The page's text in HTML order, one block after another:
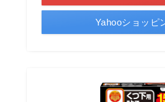
Yahooショッピ